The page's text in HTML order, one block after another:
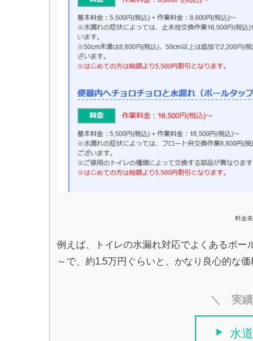
料金
例えば、トイレの水漏れ対応でよくあるボー
～で、約1.5万円ぐらいと、かなり良心的な価
＼ 実績
水